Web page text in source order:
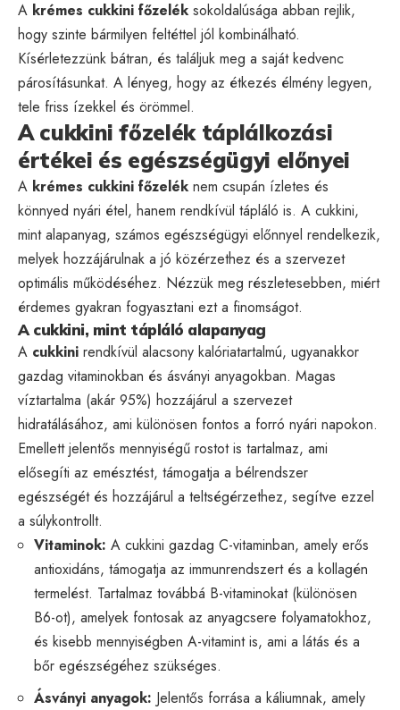
A krémes cukkini főzelék sokoldalúsága abban rejlik,
hogy szinte bármilyen feltéttel jól kombinálható.
Kísérletezzünk bátran, és találjuk meg a saját kedvenc
párosításunkat. A lényeg, hogy az étkezés élmény legyen,
tele friss ízekkel és örömmel.
A cukkini főzelék táplálkozási
értékei és egészségügyi előnyei
A krémes cukkini főzelék nem csupán ízletes és
könnyed nyári étel, hanem rendkívül tápláló is. A cukkini,
mint alapanyag, számos egészségügyi előnnyel rendelkezik,
melyek hozzájárulnak a jó közérzethez és a szervezet
optimális működéséhez. Nézzük meg részletesebben, miért
érdemes gyakran fogyasztani ezt a finomságot.
A cukkini, mint tápláló alapanyag
A cukkini rendkívül alacsony kalóriatartalmú, ugyanakkor
gazdag vitaminokban és ásványi anyagokban. Magas
víztartalma (akár 95%) hozzájárul a szervezet
hidratálásához, ami különösen fontos a forró nyári napokon.
Emellett jelentős mennyiségű rostot is tartalmaz, ami
elősegíti az emésztést, támogatja a bélrendszer
egészségét és hozzájárul a teltségérzethez, segítve ezzel
a súlykontrollt.
Vitaminok: A cukkini gazdag C-vitaminban, amely erős
antioxidáns, támogatja az immunrendszert és a kollagén
termelést. Tartalmaz továbbá B-vitaminokat (különösen
B6-ot), amelyek fontosak az anyagcsere folyamatokhoz,
és kisebb mennyiségben A-vitamint is, ami a látás és a
bőr egészségéhez szükséges.
Ásványi anyagok: Jelentős forrása a káliumnak, amely